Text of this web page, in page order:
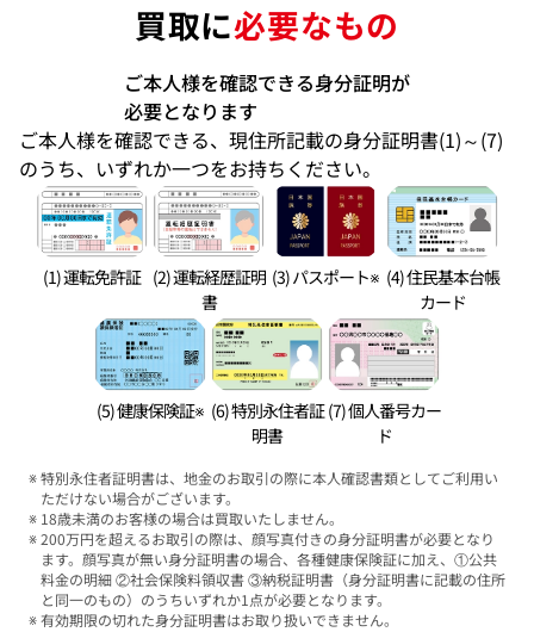
買取に必要なもの
ご本人様を確認できる身分証明が
必要となります
ご本人様を確認できる、現住所記載の身分証明書(1)～(7)
のうち、いずれか一つをお持ちください。
(1) 運転免許証 (2) 運転経歴証明
書
(3) パスポート※ (4) 住民基本台帳
カード
(5) 健康保険証※ (6) 特別永住者証
明書
(7) 個人番号カー
ド
特別永住者証明書は、地金のお取引の際に本人確認書類としてご利用い
ただけない場合がございます。
18歳未満のお客様の場合は買取いたしません。
200万円を超えるお取引の際は、顔写真付きの身分証明書が必要となり
ます。顔写真が無い身分証明書の場合、各種健康保険証に加え、①公共
料金の明細 ②社会保険料領収書 ③納税証明書（身分証明書に記載の住所
と同一のもの）のうちいずれか1点が必要となります。
有効期限の切れた身分証明書はお取り扱いできません。